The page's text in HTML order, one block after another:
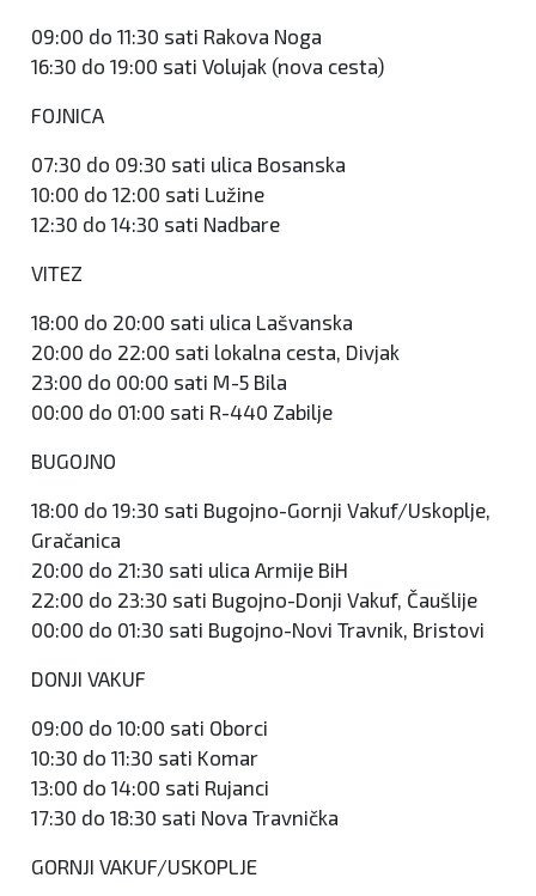
09:00 do 11:30 sati Rakova Noga
16:30 do 19:00 sati Volujak (nova cesta)
FOJNICA
07:30 do 09:30 sati ulica Bosanska
10:00 do 12:00 sati Lužine
12:30 do 14:30 sati Nadbare
VITEZ
18:00 do 20:00 sati ulica Lašvanska
20:00 do 22:00 sati lokalna cesta, Divjak
23:00 do 00:00 sati M-5 Bila
00:00 do 01:00 sati R-440 Zabilje
BUGOJNO
18:00 do 19:30 sati Bugojno-Gornji Vakuf/Uskoplje,
Gračanica
20:00 do 21:30 sati ulica Armije BiH
22:00 do 23:30 sati Bugojno-Donji Vakuf, Čaušlije
00:00 do 01:30 sati Bugojno-Novi Travnik, Bristovi
DONJI VAKUF
09:00 do 10:00 sati Oborci
10:30 do 11:30 sati Komar
13:00 do 14:00 sati Rujanci
17:30 do 18:30 sati Nova Travnička
GORNJI VAKUF/USKOPLJE